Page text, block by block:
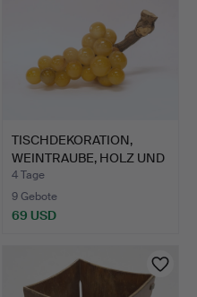
TISCHDEKORATION,
WEINTRAUBE, HOLZ UND
KUNS…
4 Tage
9 Gebote
69 USD